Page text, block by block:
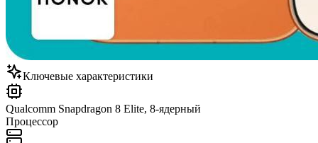
Ключевые характеристики
Qualcomm Snapdragon 8 Elite, 8-ядерный
Процессор